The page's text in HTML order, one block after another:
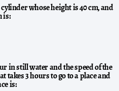
whose height is 40 cm, and
is:
in still water and the speed of the
takes 3 hours to go to a place and
is: